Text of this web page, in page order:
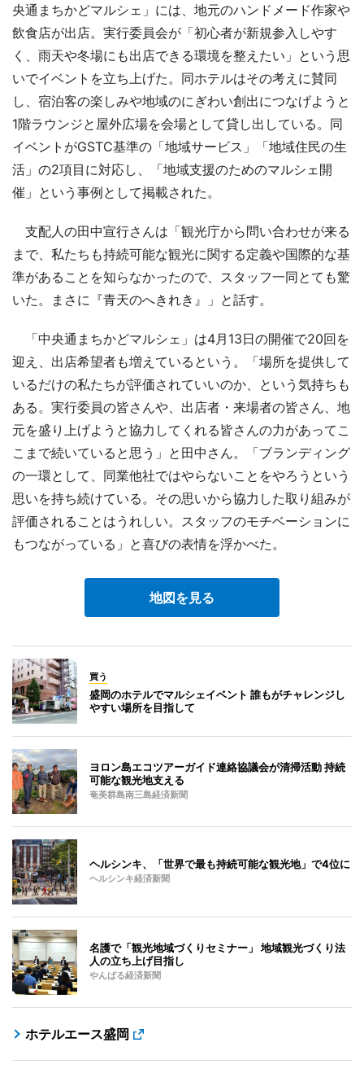
央通まちかどマルシェ」には、地元のハンドメード作家や
飲食店が出店。実行委員会が「初心者が新規参入しやす
く、雨天や冬場にも出店できる環境を整えたい」という思
いでイベントを立ち上げた。同ホテルはその考えに賛同
し、宿泊客の楽しみや地域のにぎわい創出につなげようと
1階ラウンジと屋外広場を会場として貸し出している。同
イベントがGSTC基準の「地域サービス」「地域住民の生
活」の2項目に対応し、「地域支援のためのマルシェ開
催」という事例として掲載された。
支配人の田中宣行さんは「観光庁から問い合わせが来る
まで、私たちも持続可能な観光に関する定義や国際的な基
準があることを知らなかったので、スタッフ一同とても驚
いた。まさに『青天のへきれき』」と話す。
「中央通まちかどマルシェ」は4月13日の開催で20回を
迎え、出店希望者も増えているという。「場所を提供して
いるだけの私たちが評価されていいのか、という気持ちも
ある。実行委員の皆さんや、出店者・来場者の皆さん、地
元を盛り上げようと協力してくれる皆さんの力があってこ
こまで続いていると思う」と田中さん。「ブランディング
の一環として、同業他社ではやらないことをやろうという
思いを持ち続けている。その思いから協力した取り組みが
評価されることはうれしい。スタッフのモチベーションに
もつながっている」と喜びの表情を浮かべた。
地図を見る
買う
盛岡のホテルでマルシェイベント 誰もがチャレンジし
やすい場所を目指して
ヨロン島エコツアーガイド連絡協議会が清掃活動 持続
可能な観光地支える
奄美群島南三島経済新聞
ヘルシンキ、「世界で最も持続可能な観光地」で4位に
ヘルシンキ経済新聞
名護で「観光地域づくりセミナー」 地域観光づくり法
人の立ち上げ目指し
やんばる経済新聞
ホテルエース盛岡